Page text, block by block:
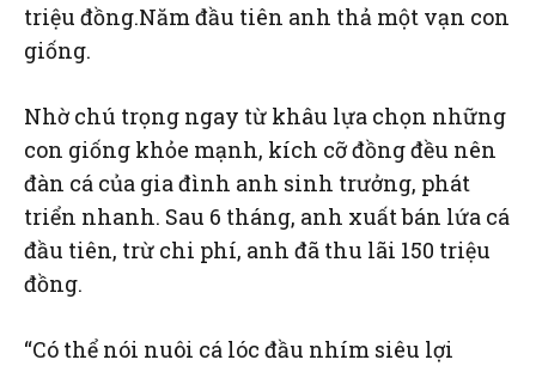
triệu đồng.Năm đầu tiên anh thả một vạn con
giống.
Nhờ chú trọng ngay từ khâu lựa chọn những
con giống khỏe mạnh, kích cỡ đồng đều nên
đàn cá của gia đình anh sinh trưởng, phát
triển nhanh. Sau 6 tháng, anh xuất bán lứa cá
đầu tiên, trừ chi phí, anh đã thu lãi 150 triệu
đồng.
“Có thể nói nuôi cá lóc đầu nhím siêu lợi